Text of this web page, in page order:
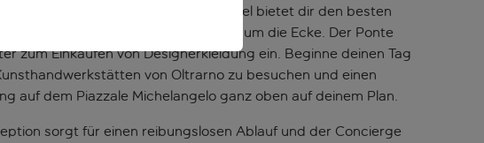
befanden. Das Fünf-Sterne-Hotel bietet dir den besten
wohnst, ist der Dom praktisch um die Ecke. Der Ponte
zum Einkaufen von Designerkleidung ein. Beginne deinen Tag
von Oltrarno zu besuchen und einen
auf dem Piazzale Michelangelo ganz oben auf deinem Plan.
sorgt für einen reibungslosen Ablauf und der Concierge